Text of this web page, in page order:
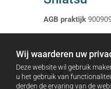
Wij waarderen uw
Deze website wil gebruik
u het gebruik van
derden de ervaring van de
AGB praktijk